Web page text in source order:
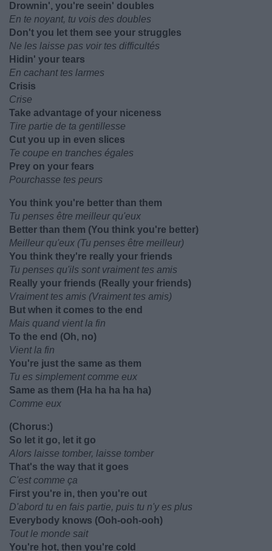
Drownin', you're seein' doubles
En te noyant, tu vois des doubles
Don't you let them see your struggles
Ne les laisse pas voir tes difficultés
Hidin' your tears
En cachant tes larmes
Crisis
Crise
Take advantage of your niceness
Tire partie de ta gentillesse
Cut you up in even slices
Te coupe en tranches égales
Prey on your fears
Pourchasse tes peurs
You think you're better than them
Tu penses être meilleur qu'eux
Better than them (You think you're better)
Meilleur qu'eux (Tu penses être meilleur)
You think they're really your friends
Tu penses qu'ils sont vraiment tes amis
Really your friends (Really your friends)
Vraiment tes amis (Vraiment tes amis)
But when it comes to the end
Mais quand vient la fin
To the end (Oh, no)
Vient la fin
You're just the same as them
Tu es simplement comme eux
Same as them (Ha ha ha ha ha)
Comme eux
(Chorus:)
So let it go, let it go
Alors laisse tomber, laisse tomber
That's the way that it goes
C'est comme ça
First you're in, then you're out
D'abord tu en fais partie, puis tu n'y es plus
Everybody knows (Ooh-ooh-ooh)
Tout le monde sait
You're hot, then you're cold